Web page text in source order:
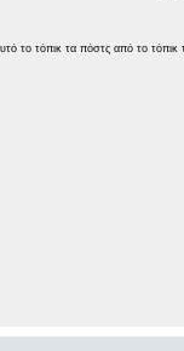
το τόπικ τα πόστς από το